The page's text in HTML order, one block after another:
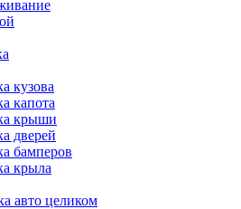
кузова
капота
крыши
дверей
бамперов
крыла
авто целиком